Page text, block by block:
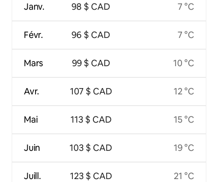
Janv.
Févr.
Mars
Avr.
Mai
Juin
Juill.
98 $ CAD
96 $ CAD
99 $ CAD
107 $ CAD
113 $ CAD
103 $ CAD
123 $ CAD
7 °C
7 °C
10 °C
12 °C
15 °C
19 °C
21 °C